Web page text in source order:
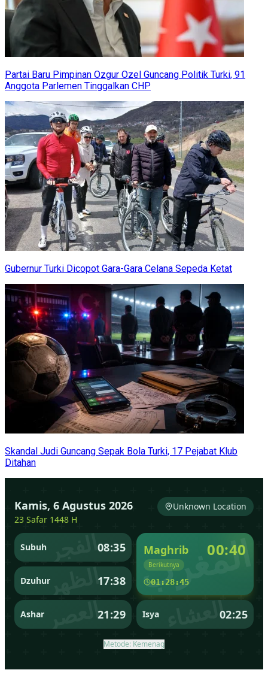
Partai Baru Pimpinan Ozgur Ozel Guncang Politik Turki, 91
Anggota Parlemen Tinggalkan CHP
Gubernur Turki Dicopot Gara-Gara Celana Sepeda Ketat
Skandal Judi Guncang Sepak Bola Turki, 17 Pejabat Klub
Ditahan